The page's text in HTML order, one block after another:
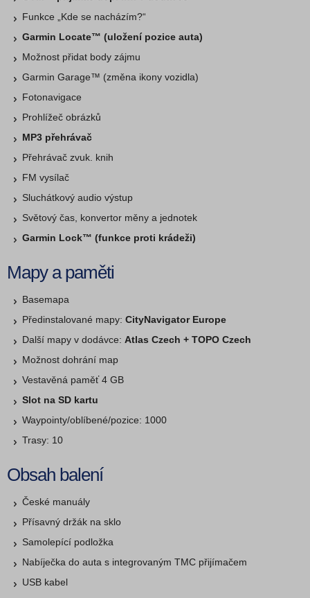
Funkce „Kde se nacházím?“
Garmin Locate™ (uložení pozice auta)
Možnost přidat body zájmu
Garmin Garage™ (změna ikony vozidla)
Fotonavigace
Prohlížeč obrázků
MP3 přehrávač
Přehrávač zvuk. knih
FM vysílač
Sluchátkový audio výstup
Světový čas, konvertor měny a jednotek
Garmin Lock™ (funkce proti krádeži)
Mapy a paměti
Basemapa
Předinstalované mapy: CityNavigator Europe
Další mapy v dodávce: Atlas Czech + TOPO Czech
Možnost dohrání map
Vestavěná paměť 4 GB
Slot na SD kartu
Waypointy/oblí­bené/pozice: 1000
Trasy: 10
Obsah balení
České manuály
Přísavný držák na sklo
Samolepící podložka
Nabíječka do auta s integrovaným TMC přijímačem
USB kabel